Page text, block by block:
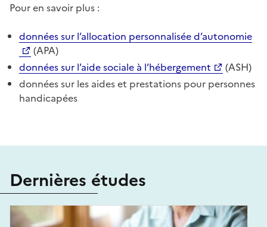
Pour en savoir plus :
données sur l’allocation personnalisée d’autonomie
(APA)
données sur l’aide sociale à l’hébergement
(ASH)
données sur les aides et prestations pour personnes
handicapées
Dernières études